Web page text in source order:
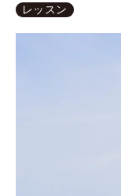
レッスン